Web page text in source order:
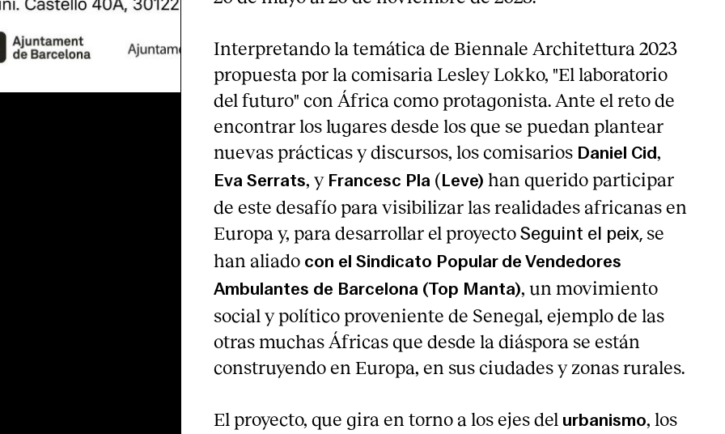
Interpretando la temática de Biennale Architettura 2023
propuesta por la comisaria Lesley Lokko, "El laboratorio
del futuro" con África como protagonista. Ante el reto de
encontrar los lugares desde los que se puedan plantear
nuevas prácticas y discursos, los comisarios Daniel Cid,
Eva Serrats, y Francesc Pla ( Leve) han querido participar
de este desafío para visibilizar las realidades africanas en
Europa y, para desarrollarel proyecto Seguint el peix, se
han aliado con el Sindicato Popular de Vendedores
Ambulantes de Barcelona (Top Manta), un movimiento
social y político proveniente de Senegal, ejemplo de las
otras muchas Áfricas que desde la diáspora se están
construyendo en Europa, en sus ciudades y zonas rurales.
El proyecto, que gira en torno a losejes del urbanismo, los